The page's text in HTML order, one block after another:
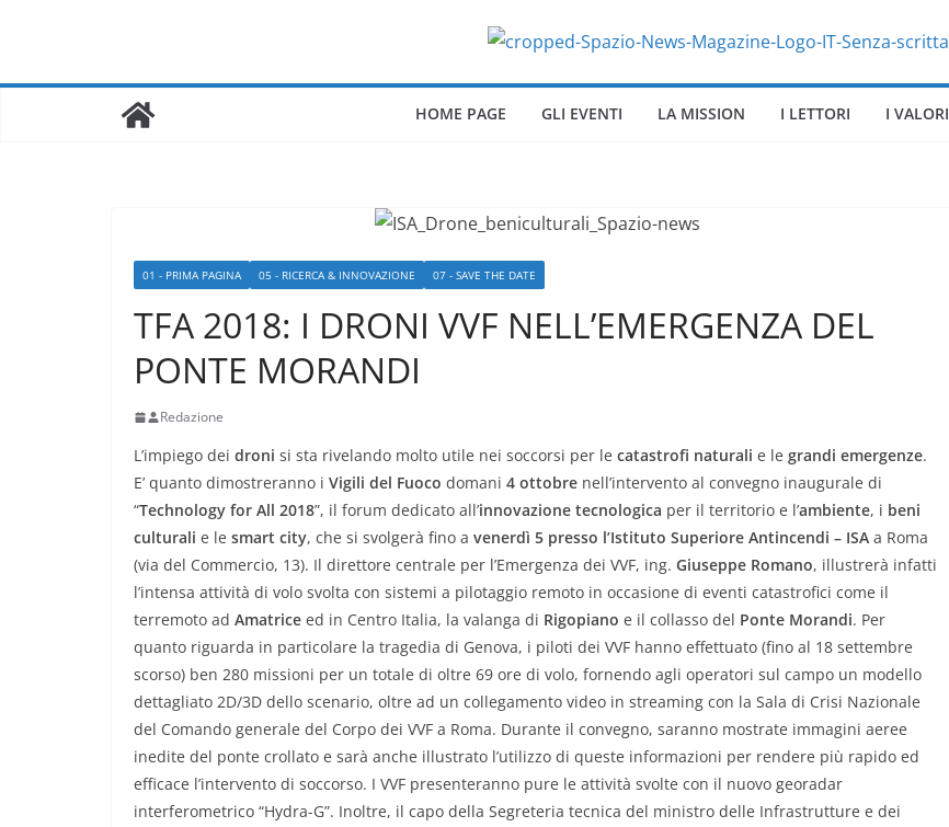
HOME PAGE GLI EVENTI LA MISSION I LETTORI I VALORI
01 - PRIMA PAGINA 05 - RICERCA & INNOVAZIONE 07 - SAVE THE DATE
TFA 2018: I DRONI VVF NELL’EMERGENZA DEL
PONTE MORANDI
Redazione
L’impiego dei droni si sta rivelando molto utile nei soccorsi per le catastrofi naturali e le grandi emergenze.
E’ quanto dimostreranno i Vigili del Fuoco domani 4 ottobre nell’intervento al convegno inaugurale di
“Technology for All 2018”, il forum dedicato all’innovazione tecnologica per il territorio e l’ambiente, i beni
culturali e le smart city, che si svolgerà fino a venerdì 5 presso l’Istituto Superiore Antincendi – ISA a Roma
(via del Commercio, 13). Il direttore centrale per l’Emergenza dei VVF, ing. Giuseppe Romano, illustrerà infatti
l’intensa attività di volo svolta con sistemi a pilotaggio remoto in occasione di eventi catastrofici come il
terremoto ad Amatrice ed in Centro Italia, la valanga di Rigopiano e il collasso del Ponte Morandi. Per
quanto riguarda in particolare la tragedia di Genova, i piloti dei VVF hanno effettuato (fino al 18 settembre
scorso) ben 280 missioni per un totale di oltre 69 ore di volo, fornendo agli operatori sul campo un modello
dettagliato 2D/3D dello scenario, oltre ad un collegamento video in streaming con la Sala di Crisi Nazionale
del Comando generale del Corpo dei VVF a Roma. Durante il convegno, saranno mostrate immagini aeree
inedite del ponte crollato e sarà anche illustrato l’utilizzo di queste informazioni per rendere più rapido ed
efficace l’intervento di soccorso. I VVF presenteranno pure le attività svolte con il nuovo georadar
interferometrico “Hydra-G”. Inoltre, il capo della Segreteria tecnica del ministro delle Infrastrutture e dei